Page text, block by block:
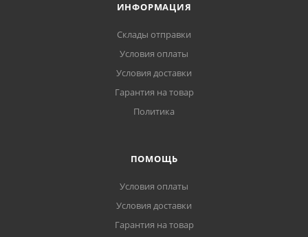
ИНФОРМАЦИЯ
Склады отправки
Условия оплаты
Условия доставки
Гарантия на товар
Политика
ПОМОЩЬ
Условия оплаты
Условия доставки
Гарантия на товар